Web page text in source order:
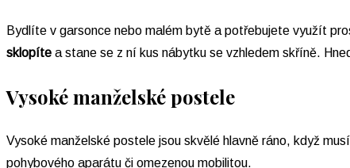
Bydlíte v garsonce nebo malém bytě a potřebujete využít
sklopíte a stane se z ní kus nábytku se vzhledem skříně.
Vysoké manželské postele
Vysoké manželské postele jsou skvělé hlavně ráno, když
pohybového aparátu či omezenou mobilitou.